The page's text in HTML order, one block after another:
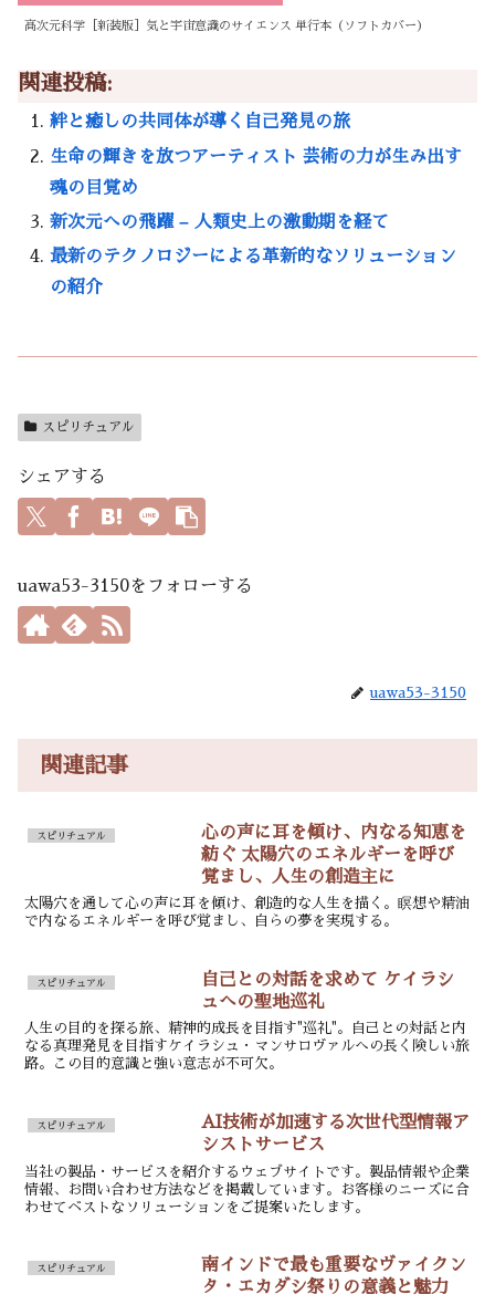
高次元科学［新装版］気と宇宙意識のサイエンス 単行本（ソフトカバー）
関連投稿:
絆と癒しの共同体が導く自己発見の旅
生命の輝きを放つアーティスト 芸術の力が生み出す
魂の目覚め
新次元への飛躍 – 人類史上の激動期を経て
最新のテクノロジーによる革新的なソリューション
の紹介
スピリチュアル
シェアする
uawa53-3150をフォローする
uawa53-3150
関連記事
スピリチュアル
心の声に耳を傾け、内なる知恵を
紡ぐ 太陽穴のエネルギーを呼び
覚まし、人生の創造主に
太陽穴を通して心の声に耳を傾け、創造的な人生を描く。瞑想や精油
で内なるエネルギーを呼び覚まし、自らの夢を実現する。
スピリチュアル
自己との対話を求めて ケイラシ
ュへの聖地巡礼
人生の目的を探る旅、精神的成長を目指す"巡礼"。自己との対話と内
なる真理発見を目指すケイラシュ・マンサロヴァルへの長く険しい旅
路。この目的意識と強い意志が不可欠。
スピリチュアル
AI技術が加速する次世代型情報ア
シストサービス
当社の製品・サービスを紹介するウェブサイトです。製品情報や企業
情報、お問い合わせ方法などを掲載しています。お客様のニーズに合
わせてベストなソリューションをご提案いたします。
スピリチュアル
南インドで最も重要なヴァイクン
タ・エカダシ祭りの意義と魅力